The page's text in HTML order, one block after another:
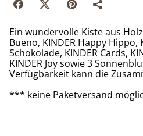
Ein wundervolle Kiste aus
Bueno, KINDER Happy Hippo,
Schokolade, KINDER Cards,
KINDER Joy sowie 3
Verfügbarkeit kann die
*** keine Paketversand